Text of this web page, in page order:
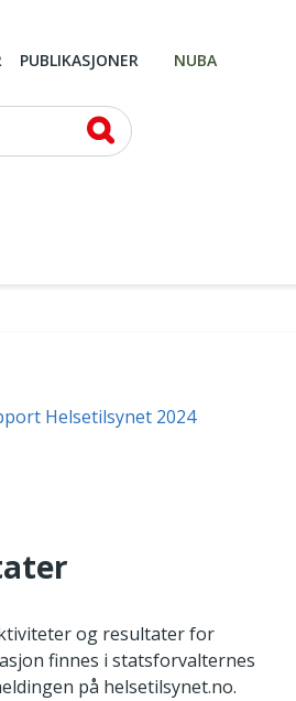
PUBLIKASJONER NUBA
Helsetilsynet 2024
og resultater for
finnes i statsforvalternes
på helsetilsynet.no.